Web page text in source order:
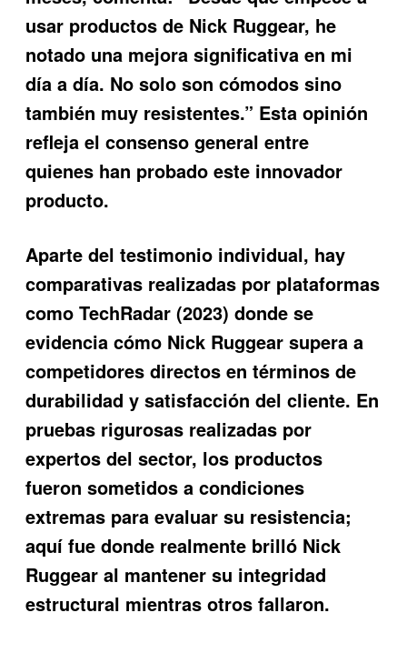
usar productos de Nick Ruggear, he
notado una mejora significativa en mi
día a día. No solo son cómodos sino
también muy resistentes.” Esta opinión
refleja el consenso general entre
quienes han probado este innovador
producto.
Aparte del testimonio individual, hay
comparativas realizadas por plataformas
como TechRadar (2023) donde se
evidencia cómo Nick Ruggear supera a
competidores directos en términos de
durabilidad y satisfacción del cliente. En
pruebas rigurosas realizadas por
expertos del sector, los productos
fueron sometidos a condiciones
extremas para evaluar su resistencia;
aquí fue donde realmente brilló Nick
Ruggear al mantener su integridad
estructural mientras otros fallaron.